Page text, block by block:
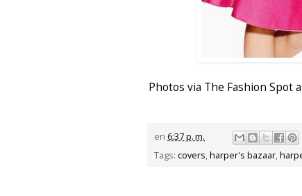
Photos via The Fashion Spot
en 6:37 p. m.
Tags: covers,harper's bazaar,